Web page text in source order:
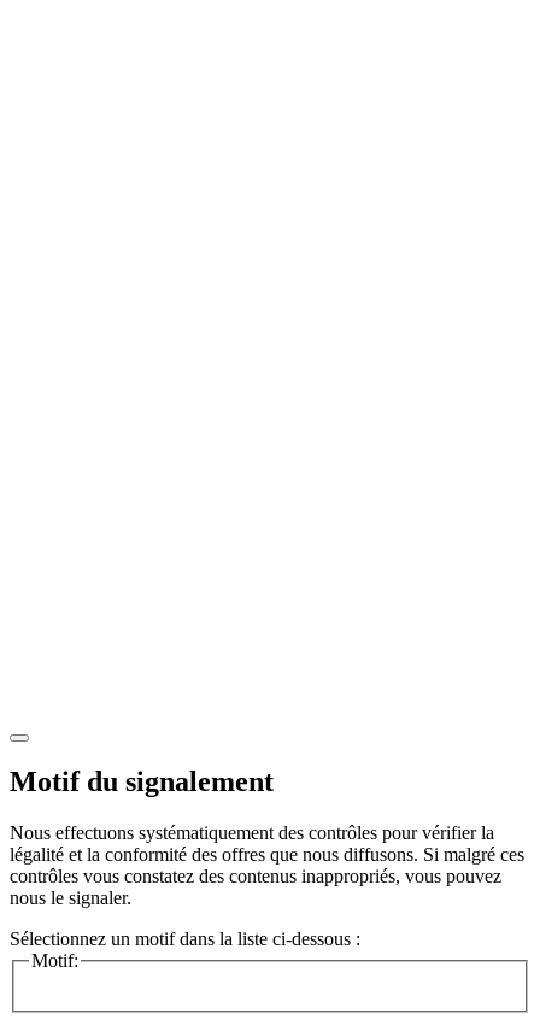
Motif du signalement
Nous effectuons systématiquement des contrôles pour vérifier la
légalité et la conformité des offres que nous diffusons. Si malgré ces
contrôles vous constatez des contenus inappropriés, vous pouvez
nous le signaler.
Sélectionnez un motif dans la liste ci-dessous :
Motif: